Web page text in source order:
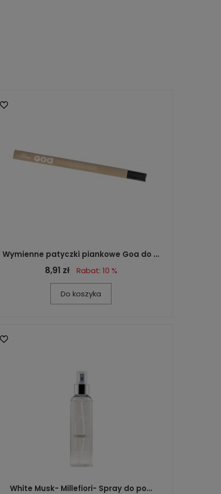
Wymienne patyczki piankowe Goa do ...
8,91 zł Rabat: 10 %
Do koszyka
White Musk- Millefiori- Spray do po...